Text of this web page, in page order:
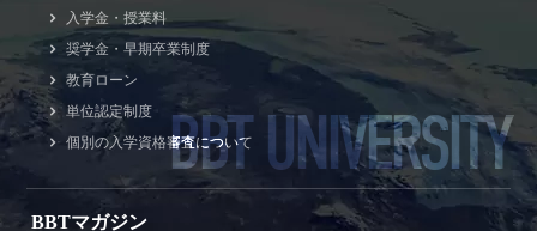
入学金・授業料
奨学金・早期卒業制度
教育ローン
単位認定制度
個別の入学資格審査について
BBTマガジン
BBT UNIVERSITY